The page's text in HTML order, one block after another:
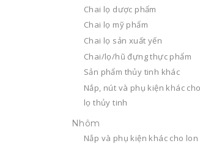
Chai lọ dược phẩm
Chai lọ mỹ phẩm
Chai lọ sản xuất yến
Chai/lọ/hũ đựng thực phẩm
Sản phẩm thủy tinh khác
Nắp, nút và phụ kiện khác
lọ thủy tinh
Nhôm
Nắp và phụ kiện khác cho